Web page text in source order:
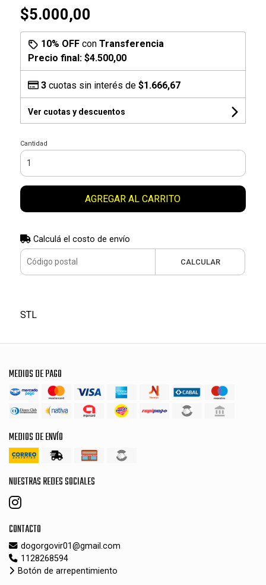
$5.000,00
10% OFFcon Transferencia
Precio final: $4.500,00
3cuotas sin interés de $1.666,67
Ver cuotas y descuentos
Cantidad
AGREGAR AL CARRITO
Calculá el costo de envío
CALCULAR
STL
MEDIOS DE PAGO
MEDIOS DE ENVÍO
NUESTRAS REDES SOCIALES
CONTACTO
dogorgovir01@gmail.com
1128268594
Botón de arrepentimiento